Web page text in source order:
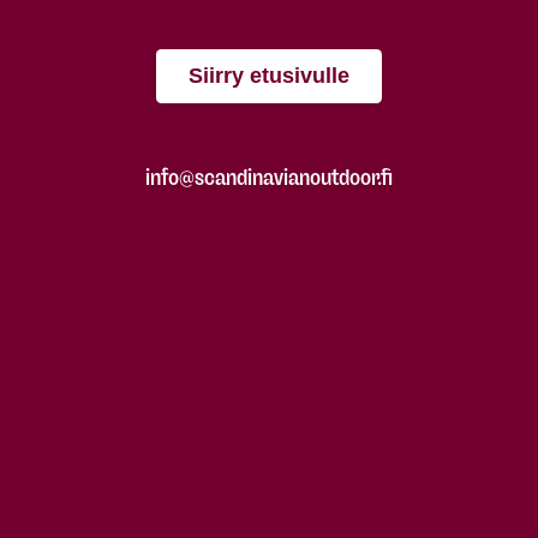
Siirry etusivulle
info@scandinavianoutdoor.fi